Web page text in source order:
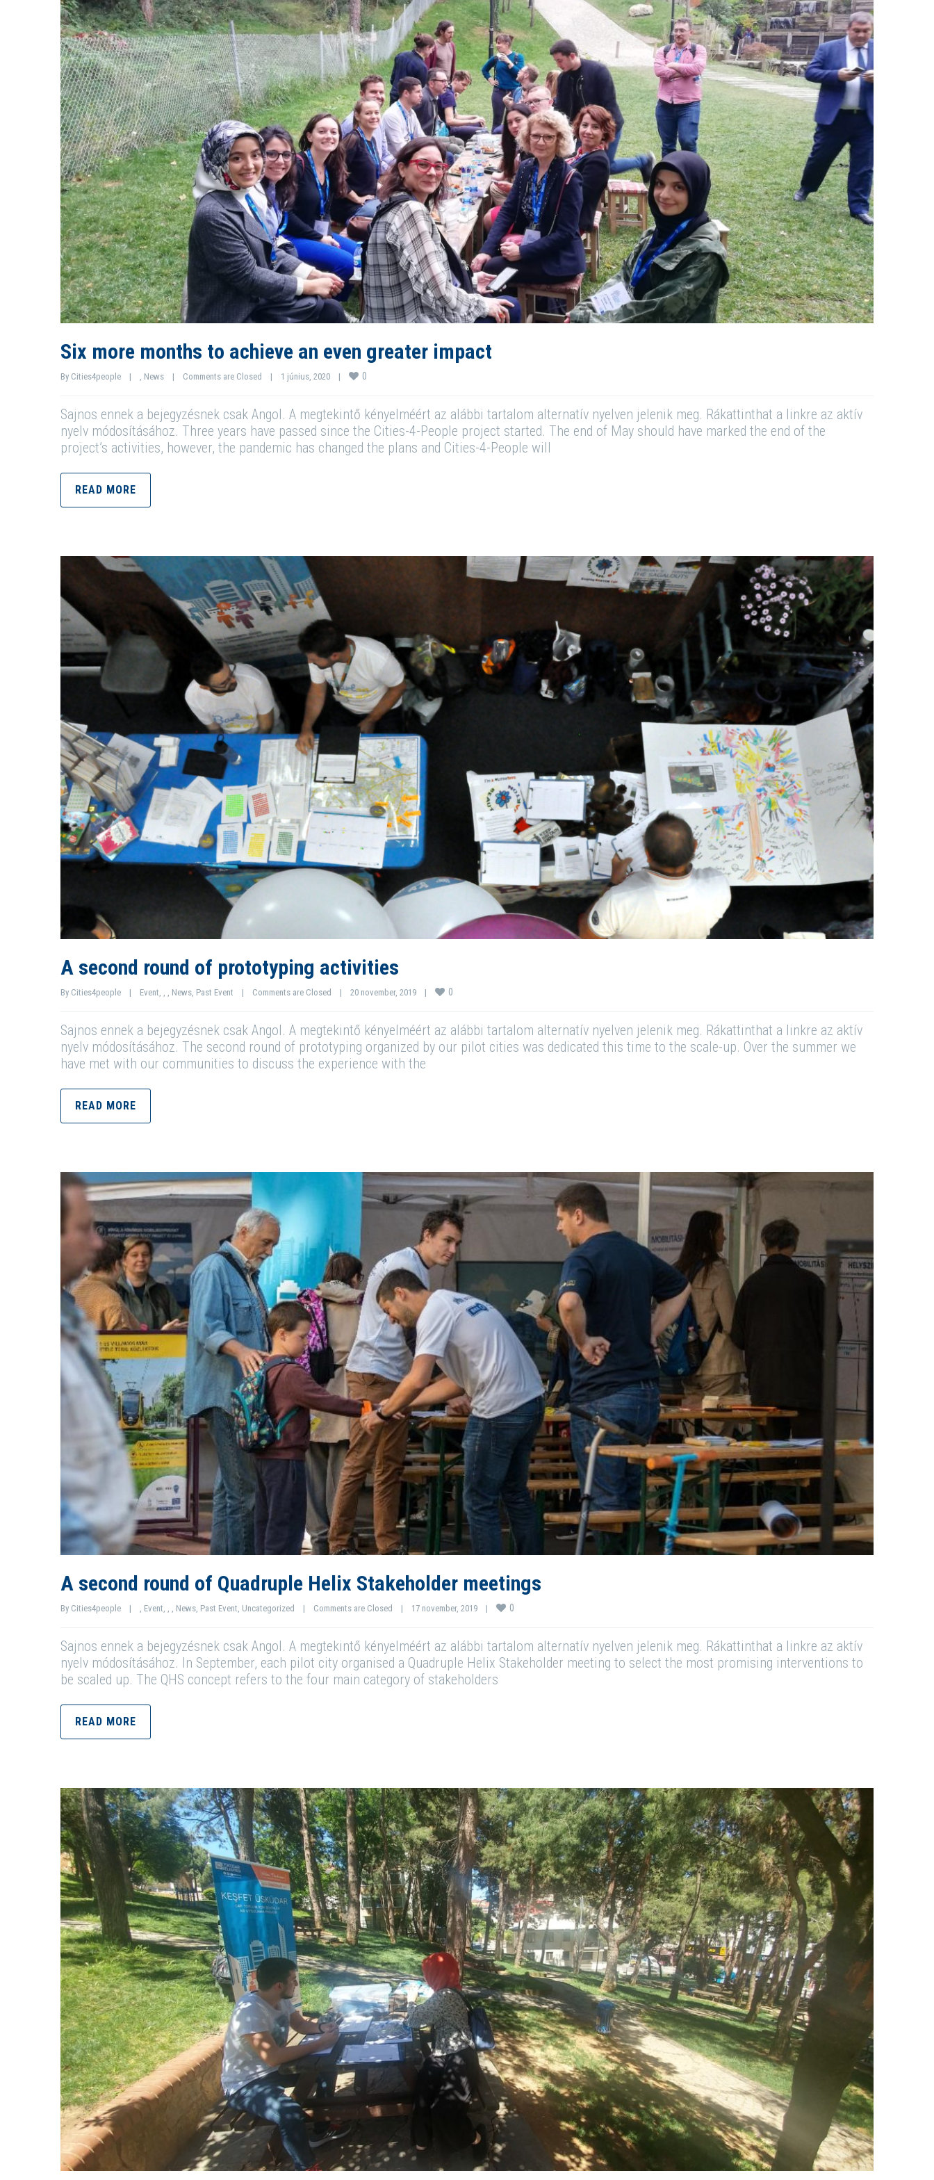
Six more months to achieve an even greater impact
By Cities4people | News | Comments are Closed | 1 június, 2020 | 0
Sajnos ennek a bejegyzésnek csak Angol. A megtekintő kényelméért az alábbi tartalom alternatív nyelven jelenik meg. Rákattinthat a linkre az aktív
nyelv módosításához. Three years have passed since the Cities-4-People project started. The end of May should have marked the end of the
project’s activities, however, the pandemic has changed the plans and Cities-4-People will
READ MORE
A second round of prototyping activities
By Cities4people | Event News Past Event | Comments are Closed | 20 november, 2019 | 0
Sajnos ennek a bejegyzésnek csak Angol. A megtekintő kényelméért az alábbi tartalom alternatív nyelven jelenik meg. Rákattinthat a linkre az aktív
nyelv módosításához. The second round of prototyping organized by our pilot cities was dedicated this time to the scale-up. Over the summer we
have met with our communities to discuss the experience with the
READ MORE
A second round of Quadruple Helix Stakeholder meetings
By Cities4people | Event News Past Event Uncategorized | Comments are Closed | 17 november, 2019 | 0
Sajnos ennek a bejegyzésnek csak Angol. A megtekintő kényelméért az alábbi tartalom alternatív nyelven jelenik meg. Rákattinthat a linkre az aktív
nyelv módosításához. In September, each pilot city organised a Quadruple Helix Stakeholder meeting to select the most promising interventions to
be scaled up. The QHS concept refers to the four main category of stakeholders
READ MORE